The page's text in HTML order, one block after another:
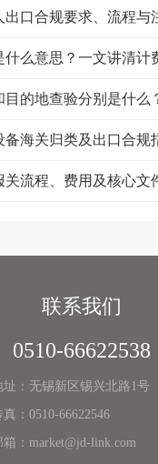
出口合规要求、流程与
备海关归类及出口合规
关流程、费用及核心文
联系我们
0510-66622538
址：无锡新区锡兴北路1号
真：0510-66622546
箱：market@jd-link.com